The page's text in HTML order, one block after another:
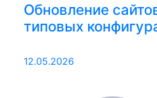
Обновление
типовых
12.05.2026